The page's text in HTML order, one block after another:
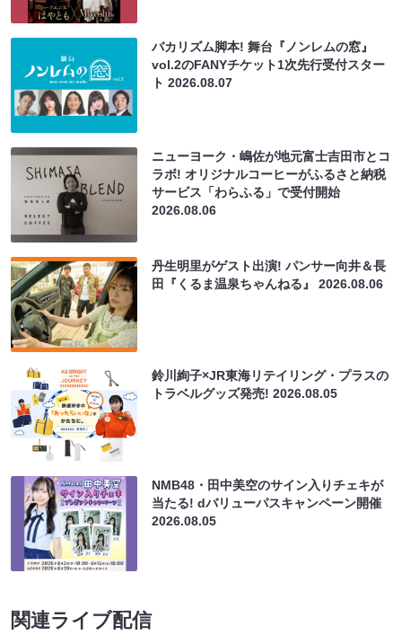
バカリズム脚本! 舞台『ノンレムの窓』
vol.2のFANYチケット1次先行受付スター
ト2026.08.07
ニューヨーク・嶋佐が地元富士吉田市とコ
ラボ! オリジナルコーヒーがふるさと納税
サービス「わらふる」で受付開始
2026.08.06
丹生明里がゲスト出演! パンサー向井＆長
田『くるま温泉ちゃんねる』2026.08.06
鈴川絢子×JR東海リテイリング・プラスの
トラベルグッズ発売!2026.08.05
NMB48・田中美空のサイン入りチェキが
当たる! dバリューパスキャンペーン開催
2026.08.05
関連ライブ配信